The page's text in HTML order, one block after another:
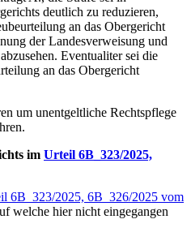
deutlich zu reduzieren,
an das Obergericht
der Landesverweisung und
Eventualiter sei die
an das Obergericht
um unentgeltliche Rechtspflege
im Urteil 6B_323/2025,
6B_323/2025, 6B_326/2025 vom
welche hier nicht eingegangen